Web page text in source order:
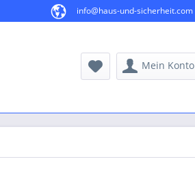
info@haus-und-sicherheit.com
Mein Konto